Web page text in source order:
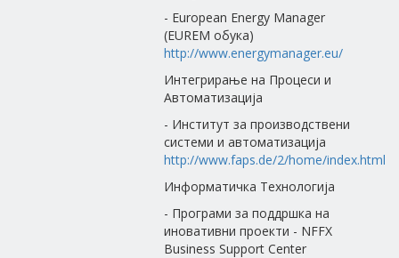
- European Energy Manager
(EUREM обука)
http://www.energymanager.eu/
Интегрирање на Процеси и
Автоматизација
- Институт за производствени
системи и автоматизација
http://www.faps.de/2/home/index.html
Информатичка Технологија
- Програми за поддршка на
иновативни проекти - NFFX
Business Support Center